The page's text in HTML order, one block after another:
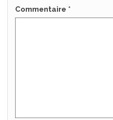
Commentaire *